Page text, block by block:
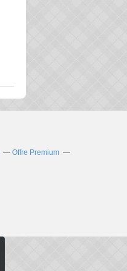
Offre Premium